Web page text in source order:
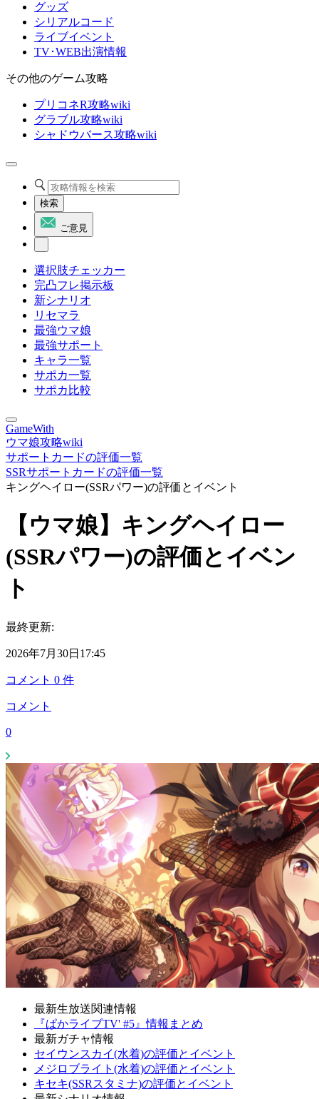
グッズ
シリアルコード
ライブイベント
TV･WEB出演情報
その他のゲーム攻略
プリコネR攻略wiki
グラブル攻略wiki
シャドウバース攻略wiki
検索
ご意見
選択肢チェッカー
完凸フレ掲示板
新シナリオ
リセマラ
最強ウマ娘
最強サポート
キャラ一覧
サポカ一覧
サポカ比較
GameWith
ウマ娘攻略wiki
サポートカードの評価一覧
SSRサポートカードの評価一覧
キングヘイロー(SSRパワー)の評価とイベント
【ウマ娘】キングヘイロー
(SSRパワー)の評価とイベン
ト
最終更新:
2026年7月30日17:45
コメント 0 件
コメント
0
最新生放送関連情報
『ぱかライブTV' #5』情報まとめ
最新ガチャ情報
セイウンスカイ(水着)の評価とイベント
メジロブライト(水着)の評価とイベント
キセキ(SSRスタミナ)の評価とイベント